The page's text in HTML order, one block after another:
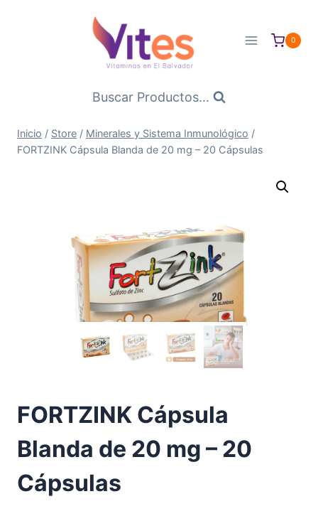
0
Buscar Productos...
Inicio / Store / Minerales y Sistema Inmunológico /
FORTZINK Cápsula Blanda de 20 mg – 20 Cápsulas
FORTZINK Cápsula
Blanda de 20 mg – 20
Cápsulas